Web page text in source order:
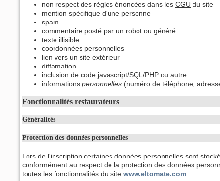
non respect des règles énoncées dans les CGU du site
mention spécifique d'une personne
spam
commentaire posté par un robot ou généré
texte illisible
coordonnées personnelles
lien vers un site extérieur
diffamation
inclusion de code javascript/SQL/PHP ou autre
informations personnelles (numéro de téléphone,
Fonctionnalités restaurateurs
Généralités
Protection des données personnelles
Lors de l'inscription certaines données personnelles sont
conformément au respect de la protection des données
toutes les fonctionnalités du site www.eltomate.com